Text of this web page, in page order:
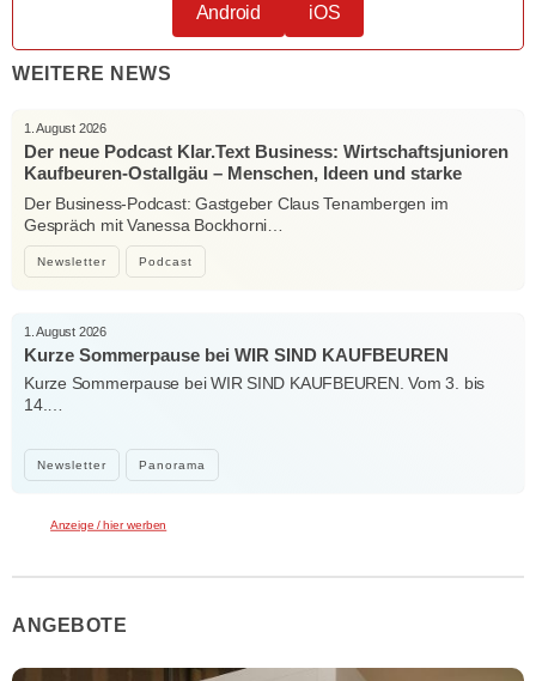
Android iOS
WEITERE NEWS
Newsletter Podcast
1. August 2026
Der neue Podcast Klar.Text Business: Wirtschaftsjunioren
Kaufbeuren-Ostallgäu – Menschen, Ideen und starke
Verbindungen
Der Business-Podcast: Gastgeber Claus Tenambergen im
Gespräch mit Vanessa Bockhorni…
Newsletter Panorama
1. August 2026
Kurze Sommerpause bei WIR SIND KAUFBEUREN
Kurze Sommerpause bei WIR SIND KAUFBEUREN. Vom 3. bis
14.…
Anzeige / hier werben
ANGEBOTE